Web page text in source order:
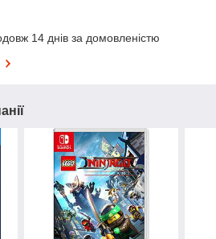
14 днів за домовленістю